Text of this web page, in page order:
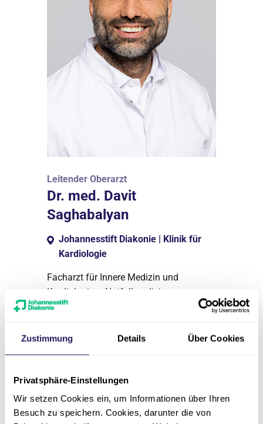
Zustimmung Details Über Cookies
Privatsphäre-Einstellungen
Wir setzen Cookies ein, um Informationen über Ihren
Besuch zu speichern. Cookies, darunter die von
Leitender Oberarzt
Dr. med. Davit
Saghabalyan
Johannesstift Diakonie | Klinik für
Kardiologie
Facharzt für Innere Medizin und
Kardiologie – Notfallmedizin